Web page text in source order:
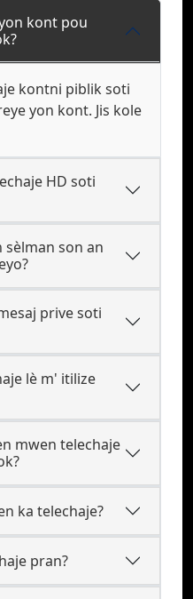
kont pou
kontni piblik soti
yon kont. Jis kole
HD soti
sèlman son an
prive soti
lè m' itilize
mwen telechaje
ka telechaje?
pran?